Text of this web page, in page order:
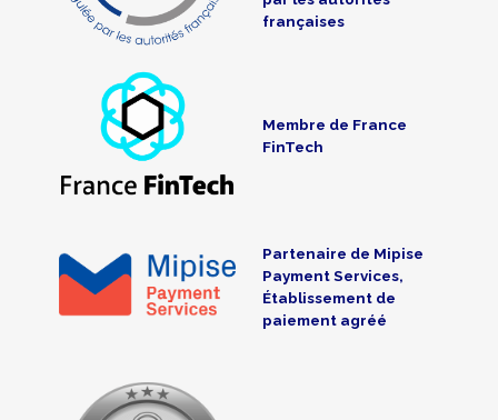
françaises
Membre de France
FinTech
Partenaire de Mipise
Payment Services,
Établissement de
paiement agréé